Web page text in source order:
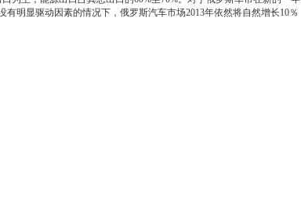
明显驱动因素的情况下，俄罗斯汽车市场2013年依然将自然增长10％